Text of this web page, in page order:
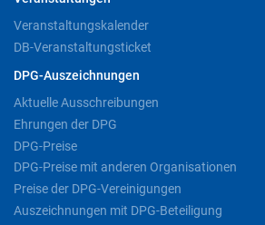
Veranstaltungskalender
DB-Veranstaltungsticket
DPG-Auszeichnungen
Aktuelle Ausschreibungen
Ehrungen der DPG
DPG-Preise
DPG-Preise mit anderen Organisationen
Preise der DPG-Vereinigungen
Auszeichnungen mit DPG-Beteiligung